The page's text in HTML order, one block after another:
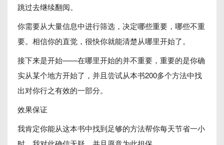
跳过去继续翻阅。
你需要从大量信息中进行筛选，决定哪些重要，哪些不重
要。相信你的直觉，很快你就能清楚从哪里开始了。
接下来是开始——在哪里开始的并不重要，重要的是你确
实从某个地方开始了，并且尝试从本书200多个方法中找
出对你行之有效的一部分。
效果保证
我肯定你能从这本书中找到足够的方法帮你每天节省一小